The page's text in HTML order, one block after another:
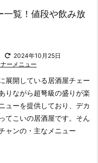
一覧！値段や飲み放
2024年10月25日
ーメニュー
展開している居酒屋チェー
りながら超弩級の盛りが楽
ューを提供しており、デカ
てこいの居酒屋です。 そん
ャンの ・主なメニュー